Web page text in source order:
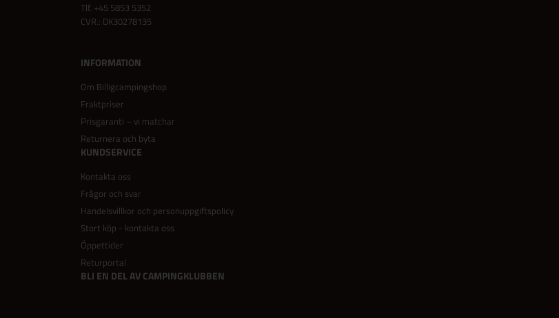
Tlf. +45 5853 5352
CVR.: DK30278135
INFORMATION
Om Billigcampingshop
Fraktpriser
Prisgaranti – vi matchar
Returnera och byta
KUNDSERVICE
Kontakta oss
Frågor och svar
Handelsvillkor och personuppgiftspolicy
Stort köp - kontakta oss
Öppettider
Returportal
BLI EN DEL AV CAMPINGKLUBBEN